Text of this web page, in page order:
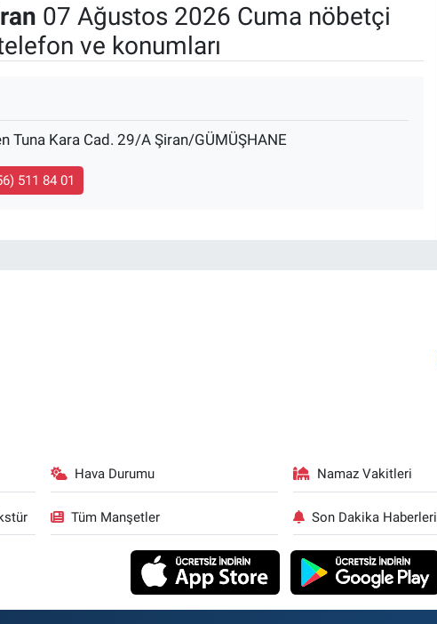
07 Ağustos 2026 Cuma nöbetçi
ve konumları
Tuna Kara Cad. 29/A Şiran/GÜMÜŞHANE
511 84 01
Hava Durumu Namaz Vakitleri
Tüm Manşetler Son Dakika Haberleri